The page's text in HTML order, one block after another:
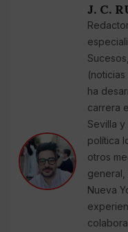
J. C.
ha
carrera
Sevilla
política
otros
general,
Nueva